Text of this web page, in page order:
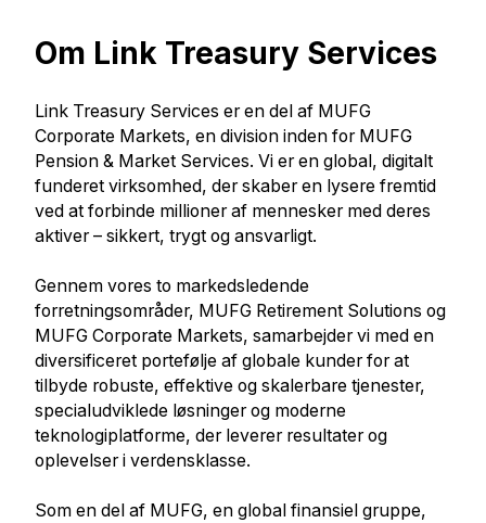
Om Link Treasury Services
Link Treasury Services er en del af MUFG
Corporate Markets, en division inden for MUFG
Pension & Market Services. Vi er en global, digitalt
funderet virksomhed, der skaber en lysere fremtid
ved at forbinde millioner af mennesker med deres
aktiver – sikkert, trygt og ansvarligt.
Gennem vores to markedsledende
forretningsområder, MUFG Retirement Solutions og
MUFG Corporate Markets, samarbejder vi med en
diversificeret portefølje af globale kunder for at
tilbyde robuste, effektive og skalerbare tjenester,
specialudviklede løsninger og moderne
teknologiplatforme, der leverer resultater og
oplevelser i verdensklasse.
Som en del af MUFG, en global finansiel gruppe,